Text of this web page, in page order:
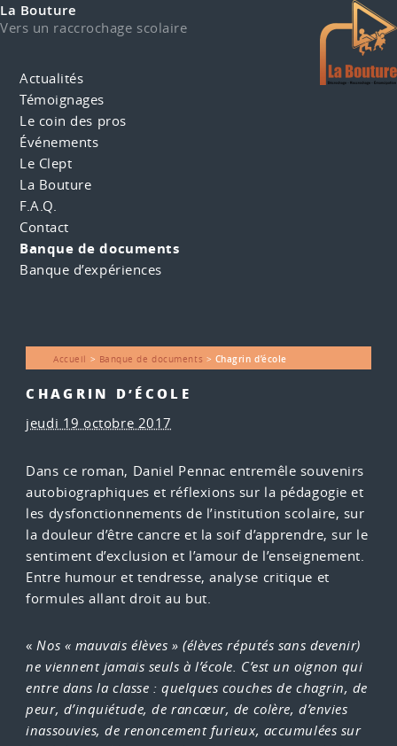
La Bouture
Vers un raccrochage scolaire
Actualités
Témoignages
Le coin des pros
Événements
Le Clept
La Bouture
F.A.Q.
Contact
Banque de documents
Banque d’expériences
Accueil > Banque de documents > Chagrin d’école
CHAGRIN D’ÉCOLE
jeudi 19 octobre 2017
Dans ce roman, Daniel Pennac entremêle souvenirs
autobiographiques et réflexions sur la pédagogie et
les dysfonctionnements de l’institution scolaire, sur
la douleur d’être cancre et la soif d’apprendre, sur le
sentiment d’exclusion et l’amour de l’enseignement.
Entre humour et tendresse, analyse critique et
formules allant droit au but.
«Nos « mauvais élèves » (élèves réputés sans devenir)
ne viennent jamais seuls à l’école. C’est un oignon qui
entre dans la classe : quelques couches de chagrin, de
peur, d’inquiétude, de rancœur, de colère, d’envies
inassouvies, de renoncement furieux, accumulées sur